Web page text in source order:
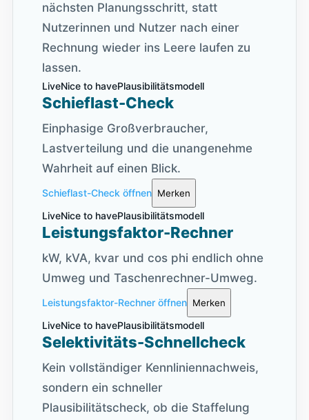
nächsten Planungsschritt, statt
Nutzerinnen und Nutzer nach einer
Rechnung wieder ins Leere laufen zu
lassen.
LiveNice to havePlausibilitätsmodell
Schieflast-Check
Einphasige Großverbraucher,
Lastverteilung und die unangenehme
Wahrheit auf einen Blick.
Schieflast-Check öffnen Merken
LiveNice to havePlausibilitätsmodell
Leistungsfaktor-Rechner
kW, kVA, kvar und cos phi endlich ohne
Umweg und Taschenrechner-Umweg.
Leistungsfaktor-Rechner öffnen Merken
LiveNice to havePlausibilitätsmodell
Selektivitäts-Schnellcheck
Kein vollständiger Kennliniennachweis,
sondern ein schneller
Plausibilitätscheck, ob die Staffelung